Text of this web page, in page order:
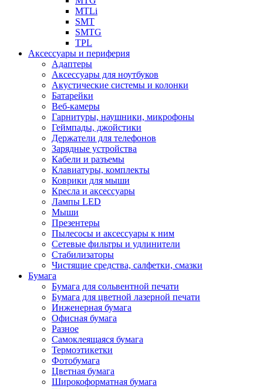
MTLi
SMT
SMTG
TPL
Аксессуары и периферия
Адаптеры
Аксессуары для ноутбуков
Акустические системы и колонки
Батарейки
Веб-камеры
Гарнитуры, наушники, микрофоны
Геймпады, джойстики
Держатели для телефонов
Зарядные устройства
Кабели и разъемы
Клавиатуры, комплекты
Коврики для мыши
Кресла и аксессуары
Лампы LED
Мыши
Презентеры
Пылесосы и аксессуары к ним
Сетевые фильтры и удлинители
Стабилизаторы
Чистящие средства, салфетки, смазки
Бумага
Бумага для сольвентной печати
Бумага для цветной лазерной печати
Инженерная бумага
Офисная бумага
Разное
Самоклеящаяся бумага
Термоэтикетки
Фотобумага
Цветная бумага
Широкоформатная бумага